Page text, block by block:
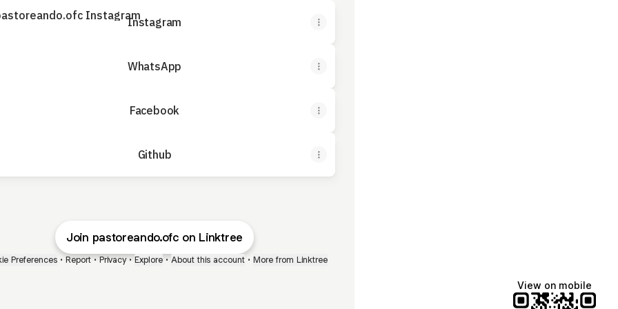
Instagram
WhatsApp
Facebook
Github
Join pastoreando.ofc on Linktree
Preferences • Report • Privacy • Explore • About this account • More from Linktree
View on mobile